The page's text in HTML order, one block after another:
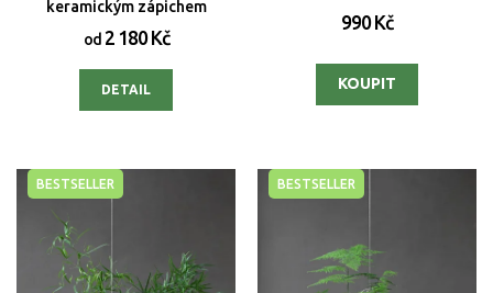
keramickým zápichem
od2 180 Kč
DETAIL
990 Kč
BESTSELLER BESTSELLER